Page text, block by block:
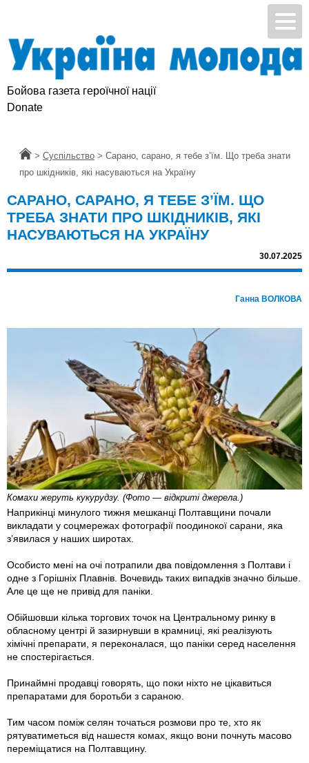
Бойова газета героїчної нації
Підтримай УМ
Головна
> Суспільство > Сарано, сарано, я тебе з’їм. Що треба знати
про шкідників, які насуваються на Україну
САРАНО, САРАНО, Я ТЕБЕ З’ЇМ. ЩО
ТРЕБА ЗНАТИ ПРО ШКІДНИКІВ, ЯКІ
НАСУВАЮТЬСЯ НА УКРАЇНУ
30.07.2025
Ганна ВОЛКОВА
Комахи жеруть кукурудзу. (Фото — відкриті джерела.)
Наприкінці минулого тижня мешканці Полтавщини почали
викладати у соцмережах фотографії поодинокої сарани, яка
з’явилася у наших широтах.
Особисто мені на очі потрапили два повідомлення з Полтави і
одне з Горішніх Плавнів. Вочевидь таких випадків значно більше.
Але це ще не привід для паніки.
Обійшовши кілька торгових точок на Центральному ринку в
обласному центрі й зазирнувши в крамниці, які реалізують
хімічні препарати, я переконалася, що паніки серед населення
не спостерігається.
Принаймні продавці говорять, що поки ніхто не цікавиться
препаратами для боротьби з сараною.
Тим часом поміж селян точаться розмови про те, хто як
рятуватиметься від нашестя комах, якщо вони почнуть масово
переміщатися на Полтавщину.